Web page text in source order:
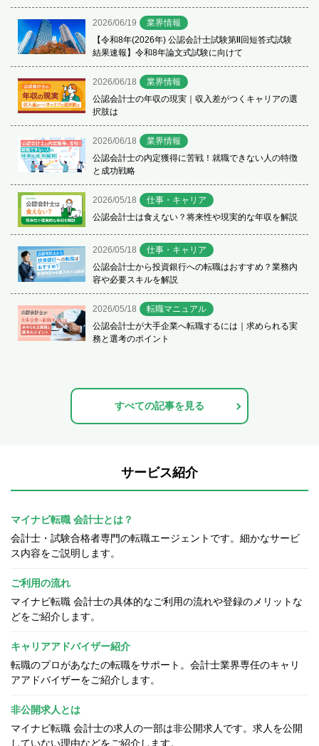
2026/06/19
業界情報
【令和8年(2026年) 公認会計士試験第Ⅱ回短答式試験
結果速報】令和8年論文式試験に向けて
2026/06/18
業界情報
公認会計士の年収の現実｜収入差がつくキャリアの選
択肢は
2026/06/18
業界情報
公認会計士の内定獲得に苦戦！就職できない人の特徴
と成功戦略
2026/05/18
仕事・キャリア
公認会計士は食えない？将来性や現実的な年収を解説
2026/05/18
仕事・キャリア
公認会計士から投資銀行への転職はおすすめ？業務内
容や必要スキルを解説
2026/05/18
転職マニュアル
公認会計士が大手企業へ転職するには｜求められる実
務と選考のポイント
すべての記事を見る
サービス紹介
マイナビ転職 会計士とは？
会計士・試験合格者専門の転職エージェントです。細かなサービ
ス内容をご説明します。
ご利用の流れ
マイナビ転職 会計士の具体的なご利用の流れや登録のメリットな
どをご紹介します。
キャリアアドバイザー紹介
転職のプロがあなたの転職をサポート。会計士業界専任のキャリ
アアドバイザーをご紹介します。
非公開求人とは
マイナビ転職 会計士の求人の一部は非公開求人です。求人を公開
していない理由などをご紹介します。